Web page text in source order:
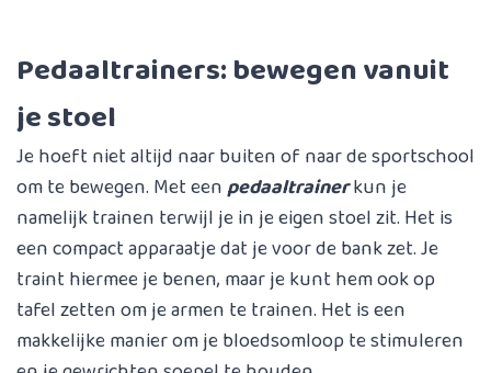
Pedaaltrainers: bewegen vanuit
je stoel
Je hoeft niet altijd naar buiten of naar de sportschool
om te bewegen. Met eenpedaaltrainerkun je
namelijk trainen terwijl je in je eigen stoel zit. Het is
een compact apparaatje dat je voor de bank zet. Je
traint hiermee je benen, maar je kunt hem ook op
tafel zetten om je armen te trainen. Het is een
makkelijke manier om je bloedsomloop te stimuleren